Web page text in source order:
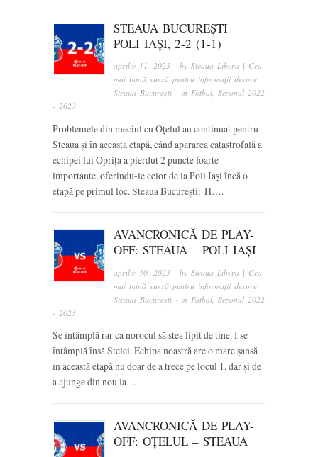
STEAUA BUCUREȘTI –
POLI IAȘI, 2-2 (1-1)
aprilie 11, 2023 · bySteaua Libera | Cea
mai bună sursă pentru informații despre
Steaua București · in Fotbal ,Sezonul 2022
- 2023
Problemele din meciul cu Oțelul au continuat pentru
Steaua și în această etapă, când apărarea catastrofală a
echipei lui Oprița a pierdut 2 puncte foarte
importante, oferindu-le celor de la Poli Iași încă o
etapă pe primul loc. Steaua București: H….
AVANCRONICĂ DE PLAY-
OFF: STEAUA – POLI IAȘI
aprilie 10, 2023 · bySteaua Libera | Cea
mai bună sursă pentru informații despre
Steaua București · in Fotbal ,Sezonul 2022
- 2023
Se întâmplă rar ca norocul să stea lipit de tine. I se
întâmplă însă Stelei. Echipa noastră are o mare șansă
în această etapă nu doar de a trece pe locul 1, dar și de
a ajunge din nou la…
AVANCRONICĂ DE PLAY-
OFF: OȚELUL – STEAUA